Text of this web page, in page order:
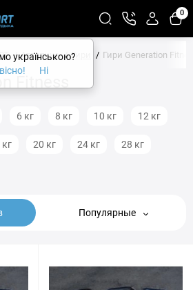
0
Атлетика Гири Гири Generation
Fitness
6 кг 8 кг 10 кг 12 кг
кг 20 кг 24 кг 28 кг
Популярные
українською?
Ні